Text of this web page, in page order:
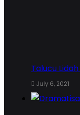
Talucu
July 6, 2021